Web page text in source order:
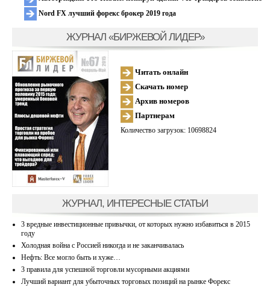
Nord FX лучший форекс брокер 2019 года
ЖУРНАЛ «БИРЖЕВОЙ ЛИДЕР»
Читать онлайн
Скачать номер
Архив номеров
Партнерам
Количество загрузок: 10698824
ЖУРНАЛ, ИНТЕРЕСНЫЕ СТАТЬИ
3 вредные инвестиционные привычки, от которых нужно избавиться в 2015
году
Холодная война с Россией никогда и не заканчивалась
Нефть: Все могло быть и хуже…
3 правила для успешной торговли мусорными акциями
Лучший вариант для убыточных торговых позиций на рынке Форекс